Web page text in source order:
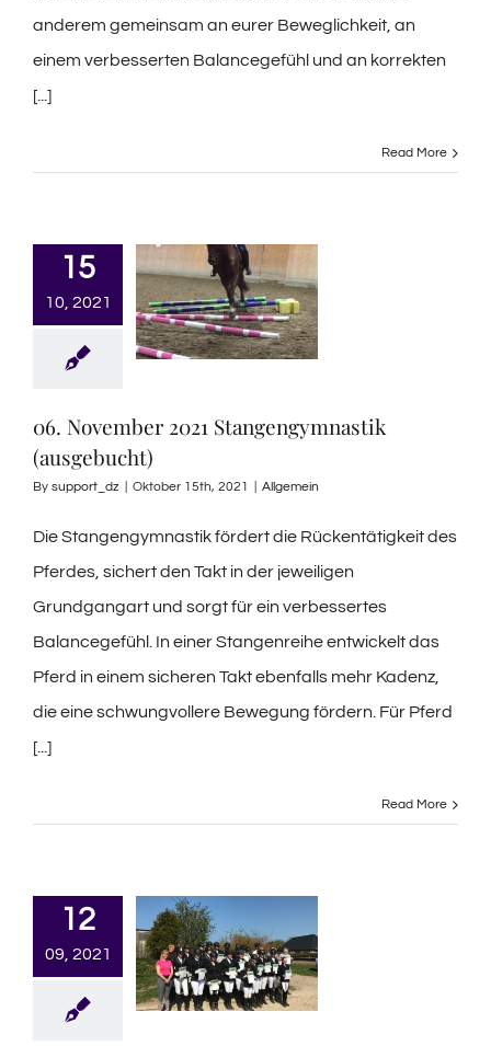
anderem gemeinsam an eurer Beweglichkeit, an
einem verbesserten Balancegefühl und an korrekten
[...]
Read More
15
10, 2021
06. November 2021 Stangengymnastik
(ausgebucht)
By support_dz Oktober 15th, 2021 Allgemein
Die Stangengymnastik fördert die Rückentätigkeit des
Pferdes, sichert den Takt in der jeweiligen
Grundgangart und sorgt für ein verbessertes
Balancegefühl. In einer Stangenreihe entwickelt das
Pferd in einem sicheren Takt ebenfalls mehr Kadenz,
die eine schwungvollere Bewegung fördern. Für Pferd
[...]
Read More
12
09, 2021